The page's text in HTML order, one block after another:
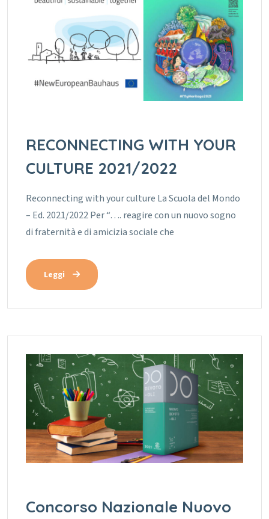
RECONNECTING WITH YOUR
CULTURE 2021/2022
Reconnecting with your culture La Scuola del Mondo
– Ed. 2021/2022 Per “…. reagire con un nuovo sogno
di fraternità e di amicizia sociale che
Leggi
Concorso Nazionale Nuovo